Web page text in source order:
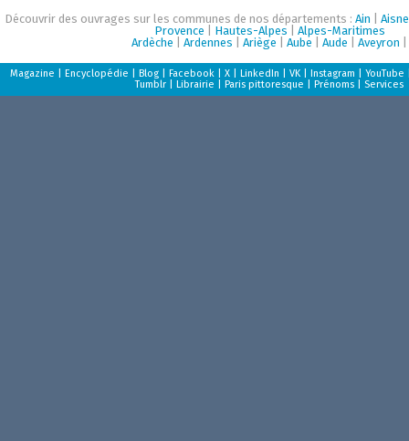
Découvrir des ouvrages sur les communes de nos départements : Ain
Aisne
Provence
Hautes-Alpes
Alpes-Maritimes
Ardèche
Ardennes Ariège Aube Aude Aveyron
Magazine Encyclopédie Blog Facebook X LinkedIn VK Instagram YouTube
Tumblr
Librairie Paris pittoresque Prénoms Services